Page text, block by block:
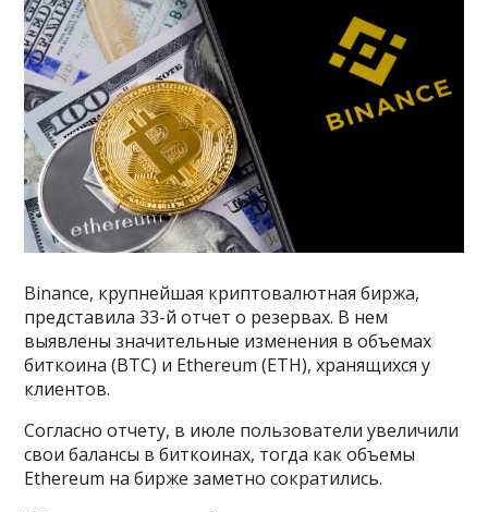
Binance, крупнейшая криптовалютная биржа,
представила 33-й отчет о резервах. В нем
выявлены значительные изменения в объемах
биткоина (BTC) и Ethereum (ETH), хранящихся у
клиентов.
Согласно отчету, в июле пользователи увеличили
свои балансы в биткоинах, тогда как объемы
Ethereum на бирже заметно сократились.